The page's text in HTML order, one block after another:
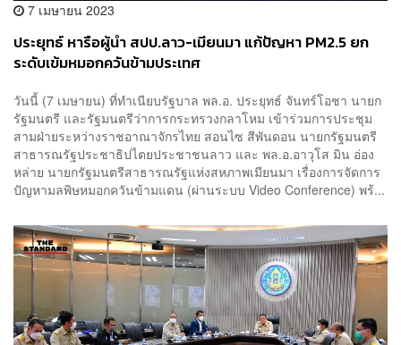
7 เมษายน 2023
ประยุทธ์ หารือผู้นำ สปป.ลาว-เมียนมา แก้ปัญหา PM2.5 ยก
ระดับเข้มหมอกควันข้ามประเทศ
วันนี้ (7 เมษายน) ที่ทำเนียบรัฐบาล พล.อ. ประยุทธ์ จันทร์โอชา นายก
รัฐมนตรี และรัฐมนตรีว่าการกระทรวงกลาโหม เข้าร่วมการประชุม
สามฝ่ายระหว่างราชอาณาจักรไทย สอนไซ สีพันดอน นายกรัฐมนตรี
สาธารณรัฐประชาธิปไตยประชาชนลาว และ พล.อ.อาวุโส มิน อ่อง
หล่าย นายกรัฐมนตรีสาธารณรัฐแห่งสหภาพเมียนมา เรื่องการจัดการ
ปัญหามลพิษหมอกควันข้ามแดน (ผ่านระบบ Video Conference) พร้...